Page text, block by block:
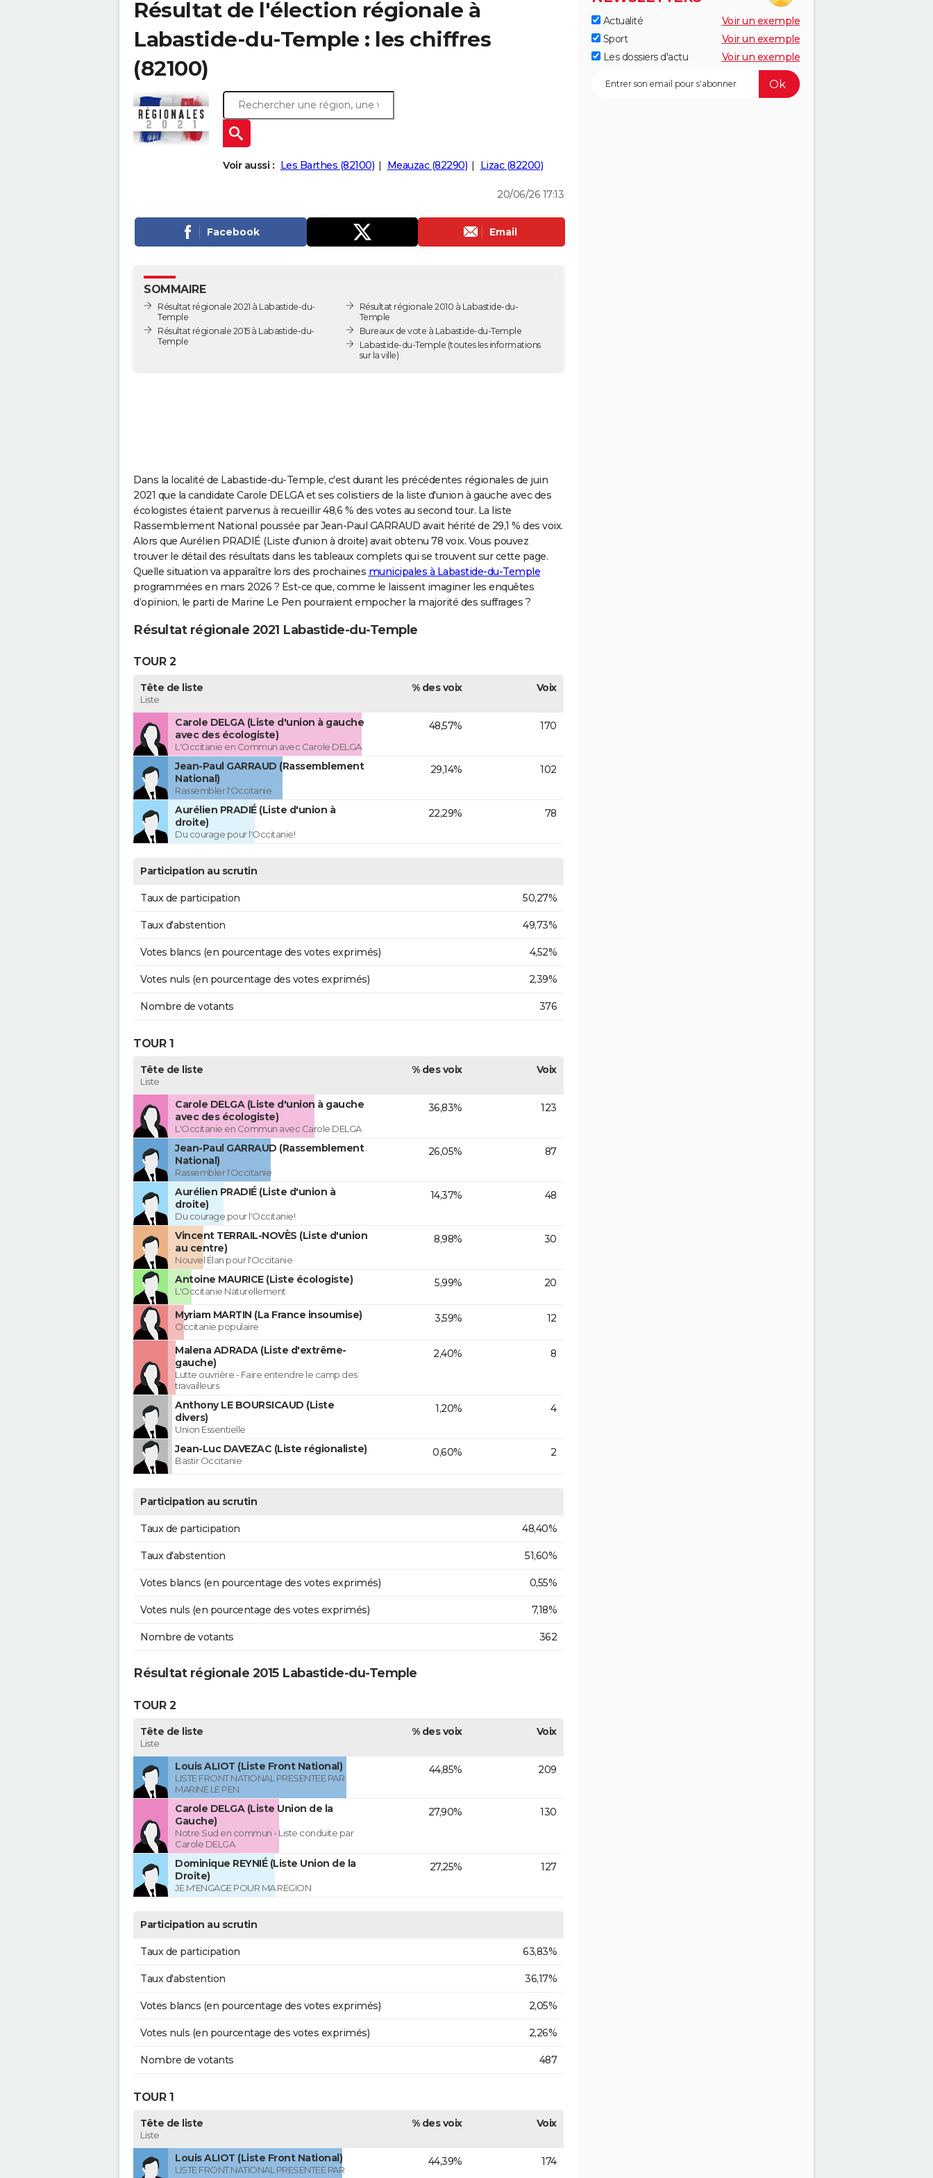
Résultat de l'élection régionale à
Labastide-du-Temple : les chiffres
(82100)
Voir aussi : Les Barthes (82100) Meauzac (82290) Lizac (82200)
20/06/26 17:13
Facebook Email
SOMMAIRE
Résultat régionale 2021 à Labastide-du-
Temple
Résultat régionale 2015 à Labastide-du-
Temple
Résultat régionale 2010 à Labastide-du-
Temple
Bureaux de vote à Labastide-du-Temple
Labastide-du-Temple (toutes les informations
sur la ville)
Dans la localité de Labastide-du-Temple, c'est durant les précédentes régionales de juin
2021 que la candidate Carole DELGA et ses colistiers de la liste d'union à gauche avec des
écologistes étaient parvenus à recueillir 48,6 % des votes au second tour. La liste
Rassemblement National poussée par Jean-Paul GARRAUD avait hérité de 29,1 % des voix.
Alors que Aurélien PRADIÉ (Liste d'union à droite) avait obtenu 78 voix. Vous pouvez
trouver le détail des résultats dans les tableaux complets qui se trouvent sur cette page.
Quelle situation va apparaître lors des prochaines municipales à Labastide-du-Temple
programmées en mars 2026 ? Est-ce que, comme le laissent imaginer les enquêtes
d’opinion, le parti de Marine Le Pen pourraient empocher la majorité des suffrages ?
Résultat régionale 2021 Labastide-du-Temple
TOUR 2
Tête de liste
Liste
% des voix Voix
Carole DELGA (Liste d'union à gauche
avec des écologiste)
L'Occitanie en Commun avec Carole DELGA
48,57% 170
Jean-Paul GARRAUD (Rassemblement
National)
Rassembler l'Occitanie
29,14% 102
Aurélien PRADIÉ (Liste d'union à
droite)
Du courage pour l'Occitanie!
22,29% 78
Participation au scrutin
Taux de participation 50,27%
Taux d'abstention 49,73%
Votes blancs (en pourcentage des votes exprimés) 4,52%
Votes nuls (en pourcentage des votes exprimés) 2,39%
Nombre de votants 376
TOUR 1
Tête de liste
Liste
% des voix Voix
Carole DELGA (Liste d'union à gauche
avec des écologiste)
L'Occitanie en Commun avec Carole DELGA
36,83% 123
Jean-Paul GARRAUD (Rassemblement
National)
Rassembler l'Occitanie
26,05% 87
Aurélien PRADIÉ (Liste d'union à
droite)
Du courage pour l'Occitanie!
14,37% 48
Vincent TERRAIL-NOVÈS (Liste d'union
au centre)
Nouvel Élan pour l'Occitanie
8,98% 30
Antoine MAURICE (Liste écologiste)
L'Occitanie Naturellement
5,99% 20
Myriam MARTIN (La France insoumise)
Occitanie populaire
3,59% 12
Malena ADRADA (Liste d'extrême-
gauche)
Lutte ouvrière - Faire entendre le camp des
travailleurs
2,40% 8
Anthony LE BOURSICAUD (Liste
divers)
Union Essentielle
1,20% 4
Jean-Luc DAVEZAC (Liste régionaliste)
Bastir Occitanie
0,60% 2
Participation au scrutin
Taux de participation 48,40%
Taux d'abstention 51,60%
Votes blancs (en pourcentage des votes exprimés) 0,55%
Votes nuls (en pourcentage des votes exprimés) 7,18%
Nombre de votants 362
Résultat régionale 2015 Labastide-du-Temple
TOUR 2
Tête de liste
Liste
% des voix Voix
Louis ALIOT (Liste Front National)
LISTE FRONT NATIONAL PRESENTEE PAR
MARINE LE PEN
44,85% 209
Carole DELGA (Liste Union de la
Gauche)
Notre Sud en commun - Liste conduite par
Carole DELGA
27,90% 130
Dominique REYNIÉ (Liste Union de la
Droite)
JE M'ENGAGE POUR MA REGION
27,25% 127
Participation au scrutin
Taux de participation 63,83%
Taux d'abstention 36,17%
Votes blancs (en pourcentage des votes exprimés) 2,05%
Votes nuls (en pourcentage des votes exprimés) 2,26%
Nombre de votants 487
TOUR 1
Tête de liste
Liste
% des voix Voix
Louis ALIOT (Liste Front National)
LISTE FRONT NATIONAL PRESENTEE PAR
44,39% 174
Actualité
Voir un exemple
Sport
Voir un exemple
Les dossiers d'actu
Voir un exemple